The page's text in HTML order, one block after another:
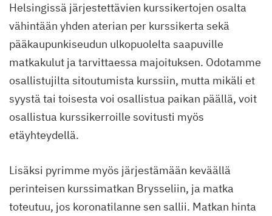
Helsingissä järjestettävien kurssikertojen osalta
vähintään yhden aterian per kurssikerta sekä
pääkaupunkiseudun ulkopuolelta saapuville
matkakulut ja tarvittaessa majoituksen. Odotamme
osallistujilta sitoutumista kurssiin, mutta mikäli et
syystä tai toisesta voi osallistua paikan päällä, voit
osallistua kurssikerroille sovitusti myös
etäyhteydellä.
Lisäksi pyrimme myös järjestämään keväällä
perinteisen kurssimatkan Brysseliin, ja matka
toteutuu, jos koronatilanne sen sallii. Matkan hinta